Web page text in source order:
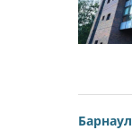
Барнаул